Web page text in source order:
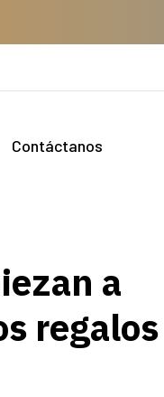
Contáctanos
a
regalos